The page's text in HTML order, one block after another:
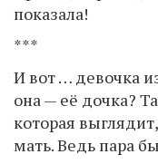
показала!
***
И вот … девочка
она — её дочка?
которая
мать. Ведь пара